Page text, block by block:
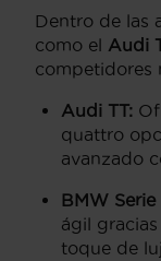
Dentro de las
como el Audi
competidores
Audi TT:
quattro
avanzado
BMW
ágil
toque de